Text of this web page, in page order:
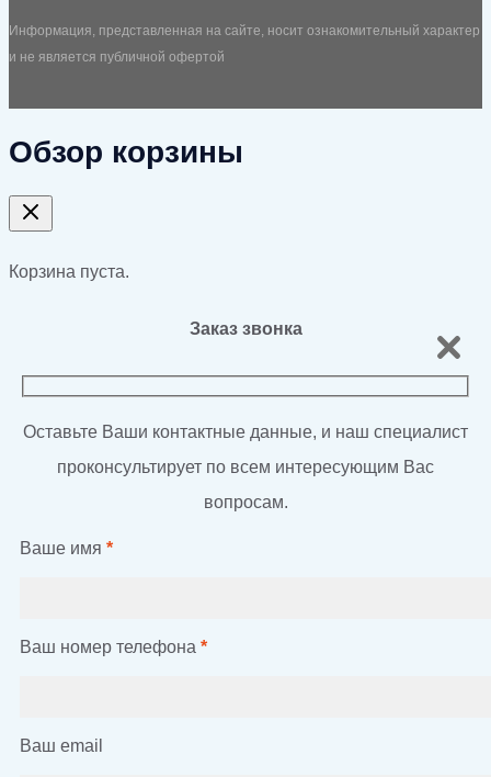
Информация, представленная на сайте, носит ознакомительный характер
и не является публичной офертой
Обзор корзины
Корзина пуста.
Заказ звонка
Оставьте Ваши контактные данные, и наш специалист
проконсультирует по всем интересующим Вас
вопросам.
Ваше имя *
Ваш номер телефона *
Ваш email